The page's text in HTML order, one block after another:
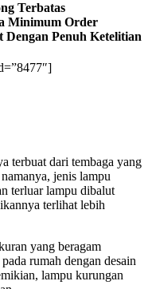
Terbatas
Minimum Order
Penuh Ketelitian
terbuat dari tembaga yang
jenis lampu
terluar lampu dibalut
terlihat lebih
yang beragam
rumah dengan desain
lampu kurungan